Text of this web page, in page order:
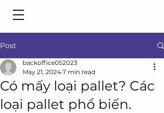
Post
Có mấy loại pallet? Các
loại pallet phổ biến.
backoffice052023
May 21, 2024 7 min read